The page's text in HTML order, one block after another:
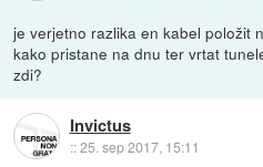
je verjetno razlika en kabel položit
kako pristane na dnu ter vrtat
zdi?
Invictus
::25. sep 2017, 15:11